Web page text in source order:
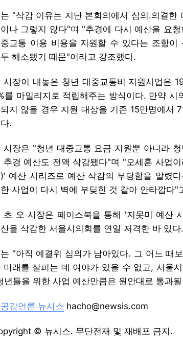
"삭감 이유는 지난 본회의에서 심의.의결한
나 그렇지 않다"며 "추경에 다시 예산을 요
교통 이용 비용을 지원할 수 있다는 조항이
해소됐기 때문"이라고 강조했다.
시장이 내놓은 청년 대중교통비 지원사업은
를 마일리지로 적립해주는 방식이다. 만약
지 않을 경우 지원 대상을 기존 15만명에서
.
시장은 "청년 대중교통 요금 지원뿐 아니라
추경 예산도 전액 삭감됐다"며 "오세훈 사업
예산 시리즈로 예산 삭감의 부당함을 알렸
사업이 다시 벽에 부딪힌 것 같아 안타깝다"
초 오 시장은 페이스북을 통해 '지못미 예산
을 삭감한 서울시의회를 연일 저격한 바 있다.
"아직 예결위 심의가 남아있다. 그 어느 때
미래를 살피는 데 여야가 있을 수 없고, 서울
년들을 위한 사업 예산만큼은 원안대로 통과
감언론 뉴시스 hacho@newsis.com
© 뉴시스. 무단전재 및 재배포 금지.